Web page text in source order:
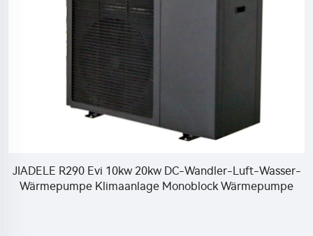
JIADELE EVI DC Wechselrichter Luft-Wasser-
Wärmepumpe Edelstahl Speicher Elektrischer